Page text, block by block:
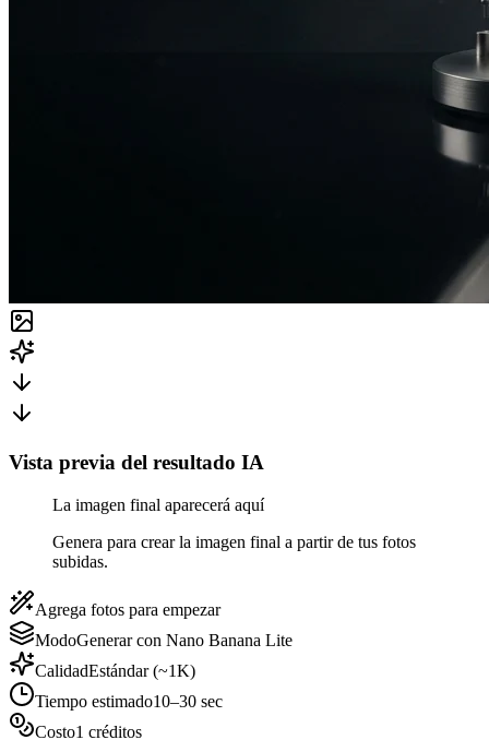
Vista previa del resultado IA
La imagen final aparecerá aquí
Genera para crear la imagen final a partir de tus fotos
subidas.
Agrega fotos para empezar
ModoGenerar con Nano Banana Lite
CalidadEstándar (~1K)
Tiempo estimado10–30 sec
Costo1 créditos